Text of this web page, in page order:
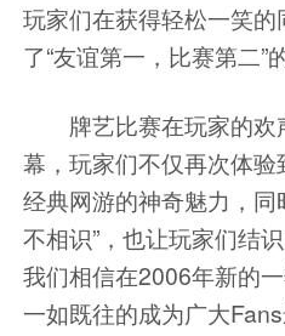
玩家们在获得轻松一笑
了“友谊第一，比赛第二”
牌艺比赛在玩家的欢
幕，玩家们不仅再次体
经典网游的神奇魅力，
不相识”，也让玩家们结
我们相信在2006年新的
一如既往的成为广大